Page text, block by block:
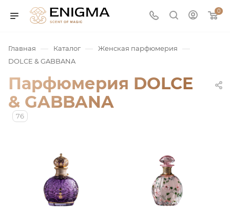
0
Главная — Каталог — Женская парфюмерия —
DOLCE & GABBANA
Парфюмерия DOLCE
& GABBANA
76